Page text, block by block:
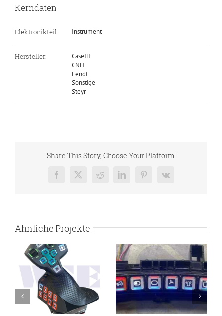
Kerndaten
Elektronikteil: Instrument
Hersteller:
CaseIH
CNH
Fendt
Sonstige
Steyr
Share This Story, Choose Your Platform!
Facebook
X RedditLinkedInPinterest
Vk
Ähnliche Projekte